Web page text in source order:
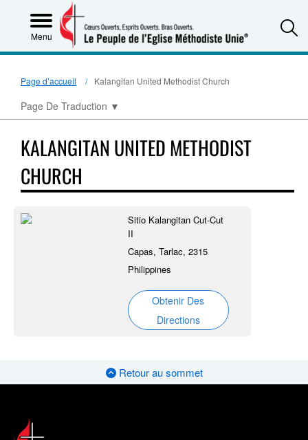
Menu
Page d’accueil Kalangitan United Methodist Church
Page De Traduction ▼
KALANGITAN UNITED METHODIST
CHURCH
Sitio Kalangitan Cut-Cut
II
Capas, Tarlac, 2315
Philippines
Obtenir Des
Directions
Retour au sommet